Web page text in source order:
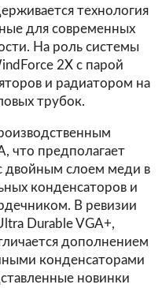
технология
для современных
На роль системы
2X с парой
и радиатором на
трубок.
что предполагает
двойным слоем меди в
конденсаторов и
В ревизии
Durable VGA+,
дополнением
конденсаторами
новинки